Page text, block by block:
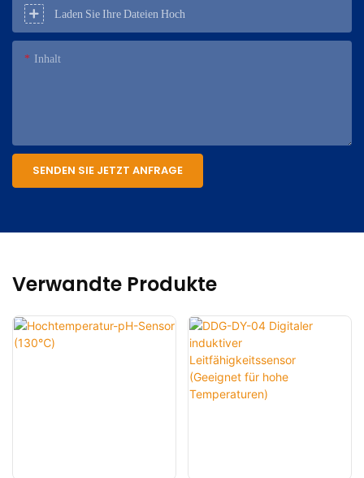
Laden Sie Ihre Dateien Hoch
Inhalt
SENDEN SIE JETZT ANFRAGE
Verwandte Produkte